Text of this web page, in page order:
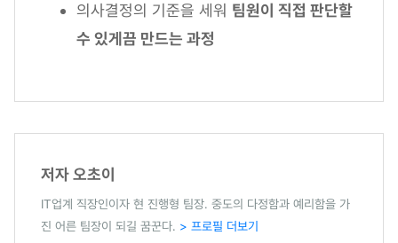
의사결정의 기준을 세워 팀원이 직접 판단할
수 있게끔 만드는 과정
저자 오초이
IT업계 직장인이자 현 진행형 팀장. 중도의 다정함과 예리함을 가
진 어른 팀장이 되길 꿈꾼다. > 프로필 더보기